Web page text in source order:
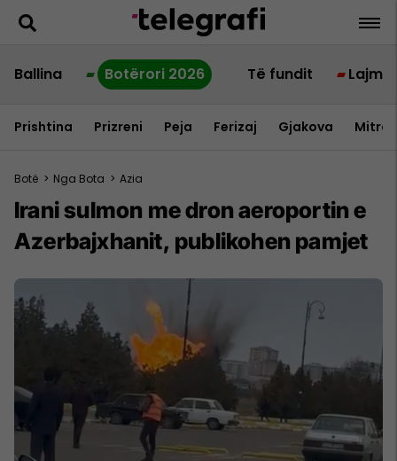
Ballina Botërori 2026 Të fundit Lajme
Prishtina Prizreni Peja Ferizaj Gjakova
Botë > Nga Bota > Azia
Irani sulmon me dron aeroportin e
Azerbajxhanit, publikohen pamjet